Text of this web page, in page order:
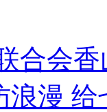
合会
浪漫